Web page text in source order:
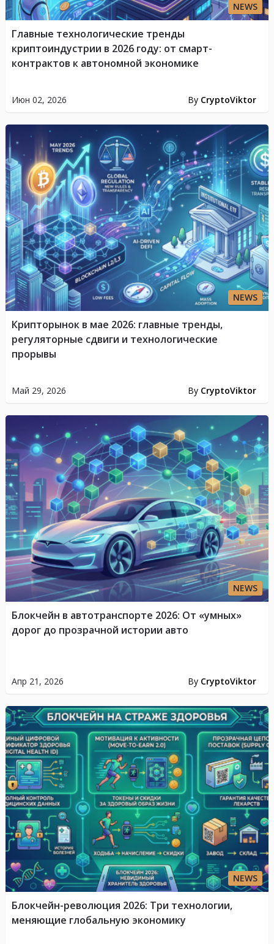
NEWS
Июн 02, 2026 By CryptoViktor
Главные технологические тренды
криптоиндустрии в 2026 году: от смарт-
контрактов к автономной экономике
NEWS
Май 29, 2026 By CryptoViktor
Крипторынок в мае 2026: главные тренды,
регуляторные сдвиги и технологические
прорывы
NEWS
Апр 21, 2026 By CryptoViktor
Блокчейн в автотранспорте 2026: От «умных»
дорог до прозрачной истории авто
NEWS
Блокчейн-революция 2026: Три технологии,
меняющие глобальную экономику